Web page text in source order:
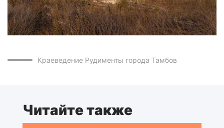
Краеведение Рудименты города Тамбов
Читайте также